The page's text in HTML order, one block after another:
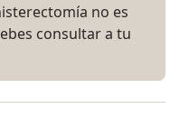
no es
consultar a tu